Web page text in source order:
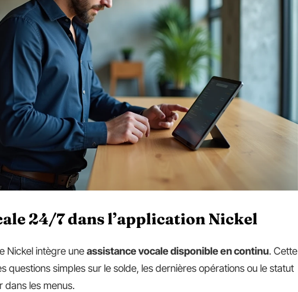
24/7 dans l’application Nickel
Nickel intègre une assistance vocale disponible en continu. Cette
questions simples sur le solde, les dernières opérations ou le statut
dans les menus.